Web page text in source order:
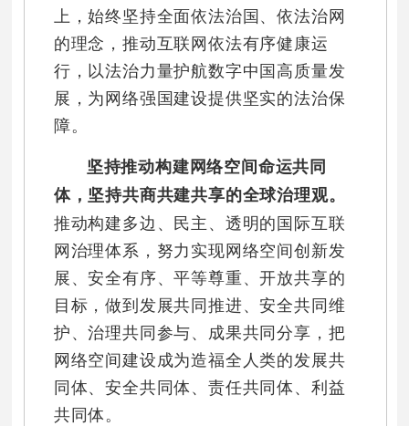
上，始终坚持全面依法治国、依法治网
的理念，推动互联网依法有序健康运
行，以法治力量护航数字中国高质量发
展，为网络强国建设提供坚实的法治保
障。
坚持推动构建网络空间命运共同
体，坚持共商共建共享的全球治理观。
推动构建多边、民主、透明的国际互联
网治理体系，努力实现网络空间创新发
展、安全有序、平等尊重、开放共享的
目标，做到发展共同推进、安全共同维
护、治理共同参与、成果共同分享，把
网络空间建设成为造福全人类的发展共
同体、安全共同体、责任共同体、利益
共同体。